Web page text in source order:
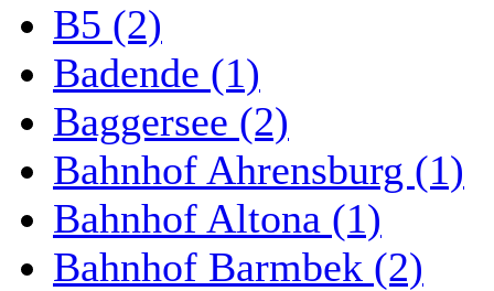
B5 (2)
Badende (1)
Baggersee (2)
Bahnhof Ahrensburg (1)
Bahnhof Altona (1)
Bahnhof Barmbek (2)